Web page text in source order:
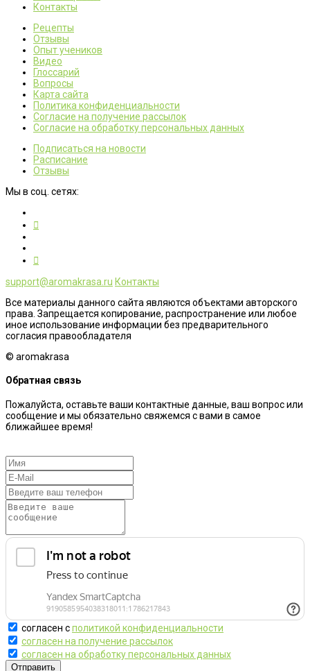
Контакты
Рецепты
Отзывы
Опыт учеников
Видео
Глоссарий
Вопросы
Карта сайта
Политика конфиденциальности
Согласие на получение рассылок
Согласие на обработку персональных данных
Подписаться на новости
Расписание
Отзывы
Мы в соц. сетях:
support@aromakrasa.ru Контакты
Все материалы данного сайта являются объектами авторского
права. Запрещается копирование, распространение или любое
иное использование информации без предварительного
согласия правообладателя
© aromakrasa
Обратная связь
Пожалуйста, оставьте ваши контактные данные, ваш вопрос или
сообщение и мы обязательно свяжемся с вами в самое
ближайшее время!
согласен сполитикой конфиденциальности
согласен на получение рассылок
согласен на обработку персональных данных
Отправить